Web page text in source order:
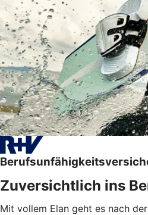
Zuversichtlich ins
Mit vollem Elan geht es nach